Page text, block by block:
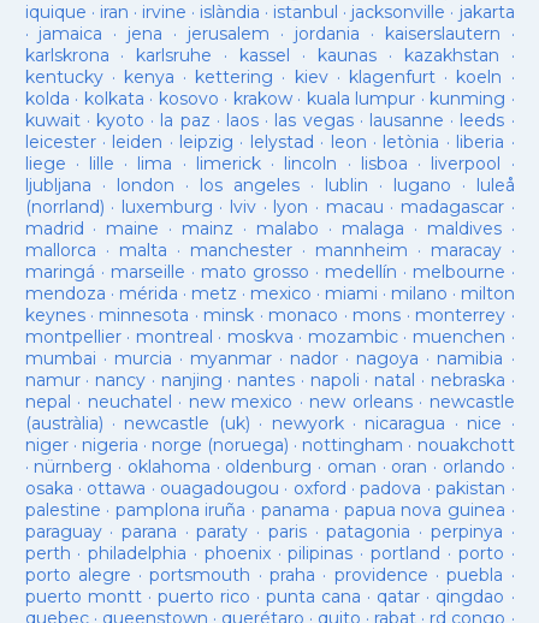
iquique · iran · irvine · islàndia · istanbul · jacksonville · jakarta
· jamaica · jena · jerusalem · jordania · kaiserslautern ·
karlskrona · karlsruhe · kassel · kaunas· kazakhstan ·
kentucky· kenya · kettering · kiev· klagenfurt · koeln ·
kolda · kolkata · kosovo · krakow· kuala lumpur · kunming ·
kuwait· kyoto · la paz · laos· las vegas· lausanne · leeds ·
leicester· leiden · leipzig · lelystad · leon · letònia · liberia ·
liege · lille · lima · limerick· lincoln · lisboa · liverpool ·
ljubljana · london · los angeles· lublin · lugano · luleå
(norrland) · luxemburg · lviv · lyon · macau · madagascar·
madrid · maine · mainz · malabo · malaga · maldives·
mallorca · malta · manchester· mannheim · maracay·
maringá · marseille · mato grosso · medellín · melbourne ·
mendoza · mérida · metz · mexico · miami · milano · milton
keynes· minnesota · minsk · monaco · mons · monterrey ·
montpellier· montreal · moskva · mozambic· muenchen ·
mumbai · murcia · myanmar· nador · nagoya · namibia ·
namur· nancy · nanjing · nantes · napoli · natal · nebraska ·
nepal · neuchatel · new mexico · new orleans· newcastle
(austràlia) · newcastle (uk) · newyork· nicaragua · nice ·
niger· nigeria · norge (noruega) · nottingham · nouakchott
· nürnberg · oklahoma · oldenburg · oman · oran · orlando ·
osaka · ottawa · ouagadougou · oxford ·padova ·pakistan ·
palestine · pamplona iruña · panama · papua nova guinea ·
paraguay· parana ·paraty · paris·patagonia · perpinya ·
perth ·philadelphia · phoenix·pilipinas ·portland · porto ·
porto alegre ·portsmouth ·praha · providence ·puebla ·
puerto montt· puerto rico ·punta cana · qatar · qingdao ·
quebec· queenstown · querétaro · quito · rabat · rd congo ·